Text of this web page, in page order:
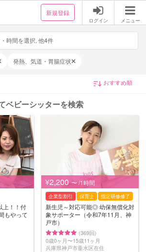
新規登録
ログイン メニュー
時間を選択, 他4件
発熱、気道・胃腸症状
ベビーシッターを検索
上！！付
もやって
¥2,200 〜 /1時間
企業型割引 保育士 指定研修修了
新生児～対応可能◎ 幼保無償化対
象サポーター（令和7年11月、神
戸市）
(369回)
0歳0ヶ月〜15歳11ヶ月
兵庫県神戸市垂水区在住